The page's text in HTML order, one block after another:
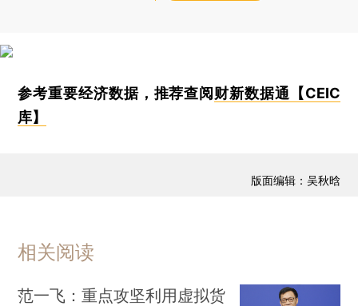
参考重要经济数据，推荐查阅 财新数据通【CEIC
库】
版面编辑：吴秋晗
相关阅读
范一飞：重点攻坚利用虚拟货